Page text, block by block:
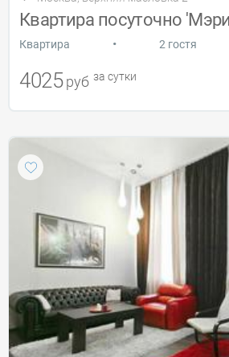
Квартира посуточно
Квартира • 2 гостя
4025 руб за сутки